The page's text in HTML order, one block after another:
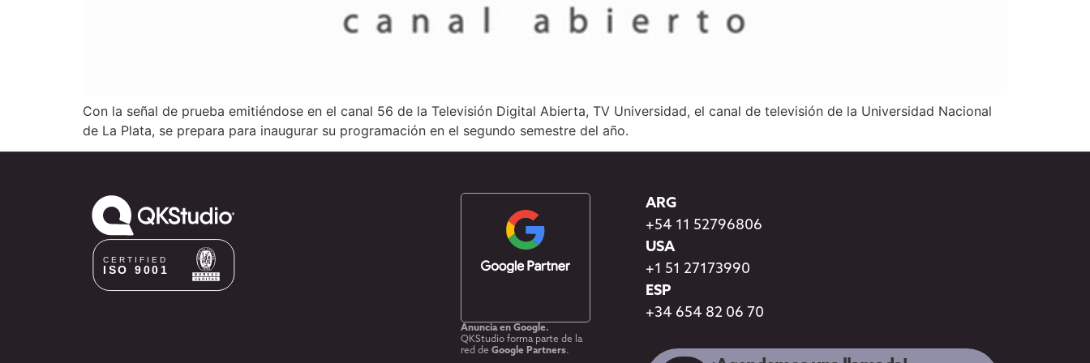
Con la señal de prueba emitiéndose en el canal 56 de la Televisión Digital Abierta, TV Universidad, el canal de televisión de la Universidad Nacional
de La Plata, se prepara para inaugurar su programación en el segundo semestre del año.
Anuncia en Google.
QKStudio forma parte de la
red de Google Partners.
ARG
+54 11 52796806
USA
+1 51 27173990
ESP
+34 654 82 06 70